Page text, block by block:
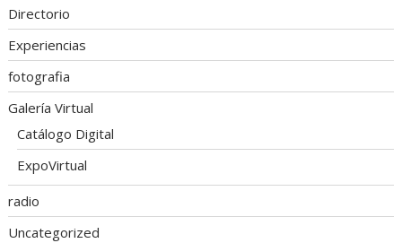
Directorio
Experiencias
fotografia
Galería Virtual
Catálogo Digital
ExpoVirtual
radio
Uncategorized